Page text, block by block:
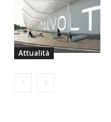
Attualità